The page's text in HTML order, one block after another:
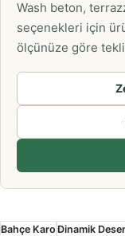
Wash beton,
seçenekleri için
ölçünüze göre
Bahçe Karo Dinamik